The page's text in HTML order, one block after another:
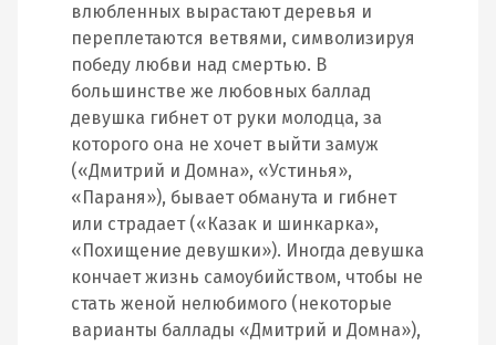
влюбленных вырастают деревья и
переплетаются ветвями, символизируя
победу любви над смертью. В
большинстве же любовных баллад
девушка гибнет от руки молодца, за
которого она не хочет выйти замуж
(«Дмитрий и Домна», «Устинья»,
«Параня»), бывает обманута и гибнет
или страдает («Казак и шинкарка»,
«Похищение девушки»). Иногда девушка
кончает жизнь самоубийством, чтобы не
стать женой нелюбимого (некоторые
варианты баллады «Дмитрий и Домна»),